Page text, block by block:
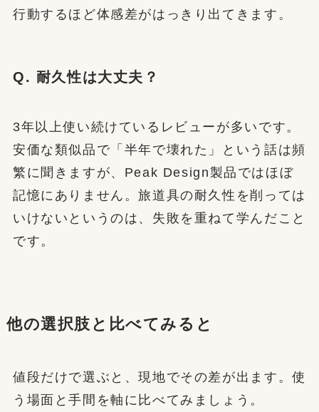
行動するほど体感差がはっきり出てきます。
Q. 耐久性は大丈夫？
3年以上使い続けているレビューが多いです。
安価な類似品で「半年で壊れた」という話は頻
繁に聞きますが、Peak Design製品ではほぼ
記憶にありません。旅道具の耐久性を削っては
いけないというのは、失敗を重ねて学んだこと
です。
他の選択肢と比べてみると
値段だけで選ぶと、現地でその差が出ます。使
う場面と手間を軸に比べてみましょう。